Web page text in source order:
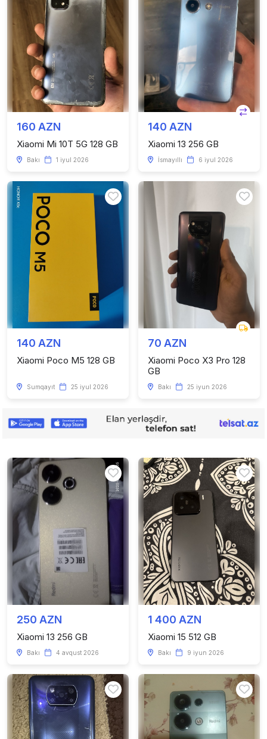
160 AZN
Xiaomi Mi 10T 5G 128 GB
Bakı 1 iyul 2026
140 AZN
Xiaomi 13 256 GB
İsmayıllı 6 iyul 2026
140 AZN
Xiaomi Poco M5 128 GB
Sumqayıt 25 iyul 2026
70 AZN
Xiaomi Poco X3 Pro 128
GB
Bakı 25 iyun 2026
250 AZN
Xiaomi 13 256 GB
Bakı 4 avqust 2026
1 400 AZN
Xiaomi 15 512 GB
Bakı 9 iyun 2026